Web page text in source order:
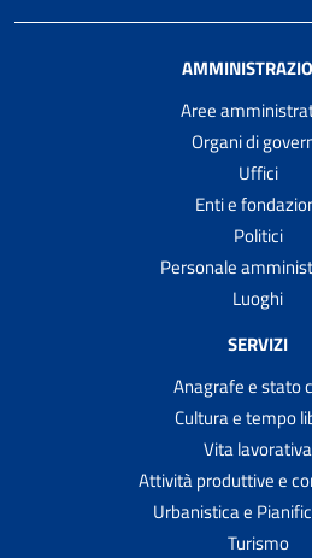
Aree
Organi di
Uffici
Enti e
Politici
Personale
Luoghi
SERVIZI
Anagrafe e stato
Cultura e tempo
Vita lavorativa
Attività produttive e
Urbanistica e
Turismo